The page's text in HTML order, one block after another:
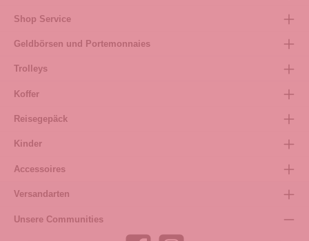
Shop Service
Geldbörsen und Portemonnaies
Trolleys
Koffer
Reisegepäck
Kinder
Accessoires
Versandarten
Unsere Communities